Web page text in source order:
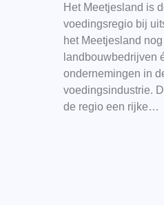
Het Meetjesland is
voedingsregio bij
het Meetjesland
landbouwbedrijven
ondernemingen in
voedingsindustrie.
de regio een rijke…